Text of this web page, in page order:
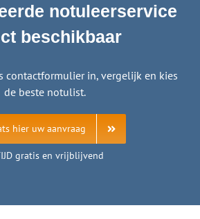
notuleerservice
beschikbaar
contactformulier in, vergelijk en kies
de beste notulist.
hier uw aanvraag
gratis en vrijblijvend